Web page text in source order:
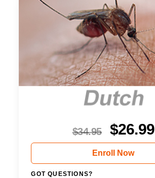
$34.95 $26.99
Enroll Now
GOT QUESTIONS?